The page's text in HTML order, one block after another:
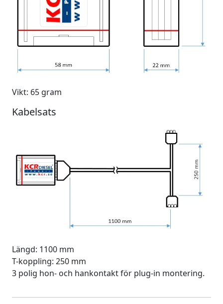
Vikt: 65 gram
Kabelsats
Längd: 1100 mm
T-koppling: 250 mm
3 polig hon- och hankontakt för plug-in montering.